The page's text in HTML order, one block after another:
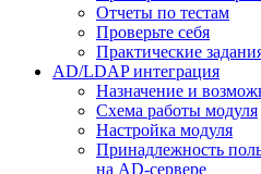
Отчеты по тестам
Проверьте себя
Практические
AD/LDAP интеграция
Назначение и
Схема работы модуля
Настройка модуля
Принадлежность
на AD-сервере